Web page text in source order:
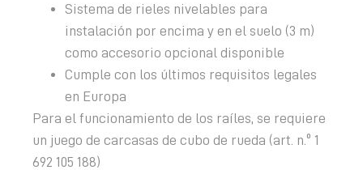
Sistema de rieles nivelables para
instalación por encima y en el suelo (3 m)
como accesorio opcional disponible
Cumple con los últimos requisitos legales
en Europa
Para el funcionamiento de los raíles, se requiere
un juego de carcasas de cubo de rueda (art. n.º 1
692 105 188)